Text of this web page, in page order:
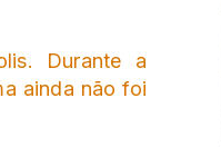
Durante a
ainda não foi